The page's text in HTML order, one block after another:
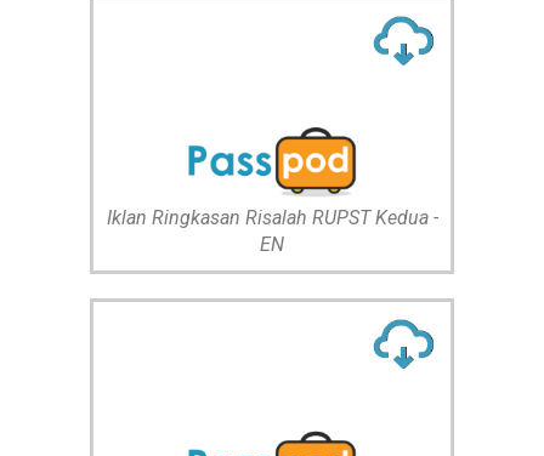
Iklan Ringkasan Risalah RUPST Kedua -
EN